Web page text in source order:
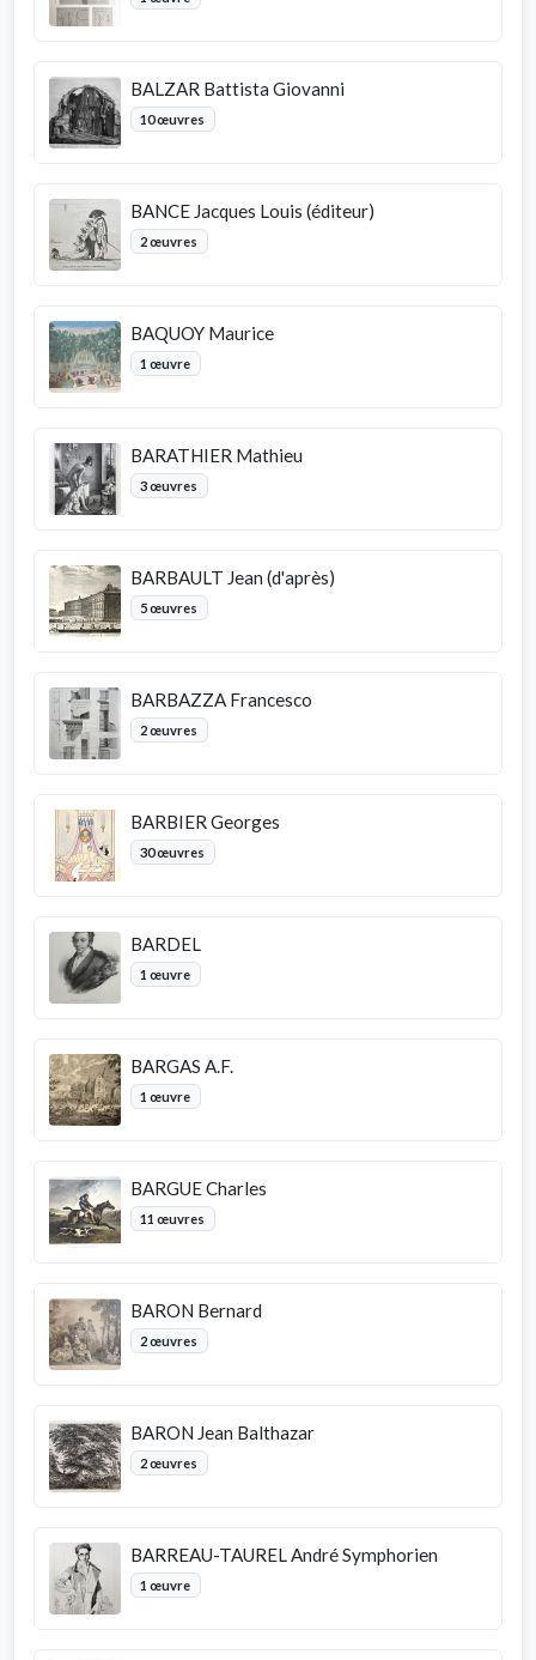
BALZAR Battista Giovanni
10 œuvres
BANCE Jacques Louis (éditeur)
2 œuvres
BAQUOY Maurice
1 œuvre
BARATHIER Mathieu
3 œuvres
BARBAULT Jean (d'après)
5 œuvres
BARBAZZA Francesco
2 œuvres
BARBIER Georges
30 œuvres
BARDEL
1 œuvre
BARGAS A.F.
1 œuvre
BARGUE Charles
11 œuvres
BARON Bernard
2 œuvres
BARON Jean Balthazar
2 œuvres
BARREAU-TAUREL André Symphorien
1 œuvre